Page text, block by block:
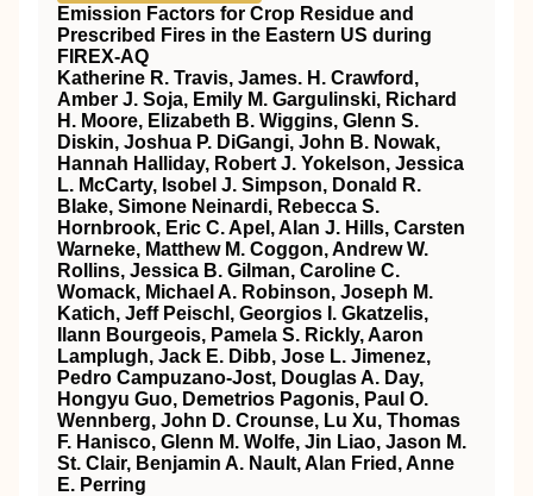
Emission Factors for Crop Residue and
Prescribed Fires in the Eastern US during
FIREX‐AQ
Katherine R. Travis, James. H. Crawford,
Amber J. Soja, Emily M. Gargulinski, Richard
H. Moore, Elizabeth B. Wiggins, Glenn S.
Diskin, Joshua P. DiGangi, John B. Nowak,
Hannah Halliday, Robert J. Yokelson, Jessica
L. McCarty, Isobel J. Simpson, Donald R.
Blake, Simone Neinardi, Rebecca S.
Hornbrook, Eric C. Apel, Alan J. Hills, Carsten
Warneke, Matthew M. Coggon, Andrew W.
Rollins, Jessica B. Gilman, Caroline C.
Womack, Michael A. Robinson, Joseph M.
Katich, Jeff Peischl, Georgios I. Gkatzelis,
Ilann Bourgeois, Pamela S. Rickly, Aaron
Lamplugh, Jack E. Dibb, Jose L. Jimenez,
Pedro Campuzano‐Jost, Douglas A. Day,
Hongyu Guo, Demetrios Pagonis, Paul O.
Wennberg, John D. Crounse, Lu Xu, Thomas
F. Hanisco, Glenn M. Wolfe, Jin Liao, Jason M.
St. Clair, Benjamin A. Nault, Alan Fried, Anne
E. Perring